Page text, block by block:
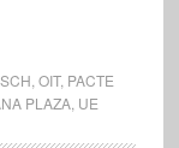
OIT, PACTE
PLAZA, UE